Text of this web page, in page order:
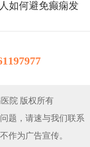
如何避免癫痫发
院 版权所有
题，请速与我们联系
作为广告宣传。